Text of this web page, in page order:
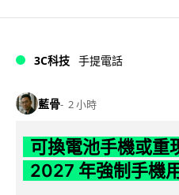
3C科技 手提電話
藍骨 2 小時
可換電池手機或
2027 年強制手機